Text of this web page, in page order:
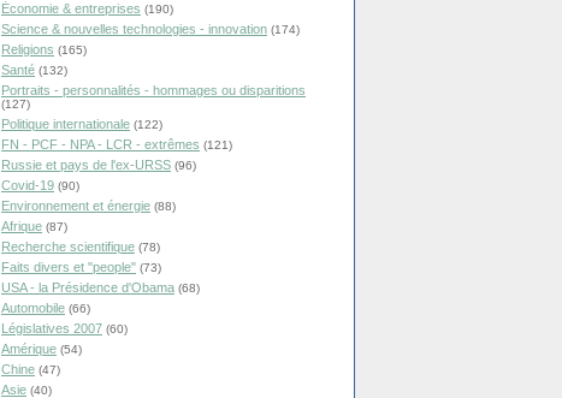
Économie & entreprises (190)
Science & nouvelles technologies - innovation (174)
Religions (165)
Santé (132)
Portraits - personnalités - hommages ou disparitions
(127)
Politique internationale (122)
FN - PCF - NPA - LCR - extrêmes (121)
Russie et pays de l'ex-URSS (96)
Covid-19 (90)
Environnement et énergie (88)
Afrique (87)
Recherche scientifique (78)
Faits divers et "people" (73)
USA - la Présidence d'Obama (68)
Automobile (66)
Législatives 2007 (60)
Amérique (54)
Chine (47)
Asie (40)